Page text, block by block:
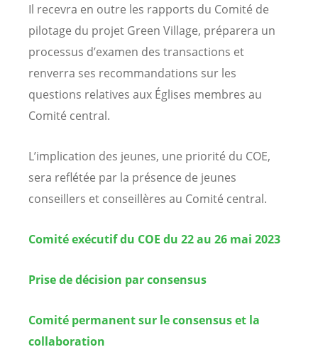
Il recevra en outre les rapports du Comité de
pilotage du projet Green Village, préparera un
processus d’examen des transactions et
renverra ses recommandations sur les
questions relatives aux Églises membres au
Comité central.
L’implication des jeunes, une priorité du COE,
sera reflétée par la présence de jeunes
conseillers et conseillères au Comité central.
Comité exécutif du COE du 22 au 26 mai 2023
Prise de décision par consensus
Comité permanent sur le consensus et la
collaboration